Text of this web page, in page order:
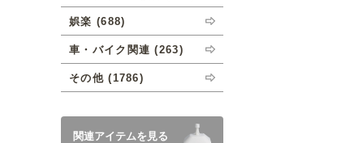
娯楽 (688)
車・バイク関連 (263)
その他 (1786)
関連アイテムを見る